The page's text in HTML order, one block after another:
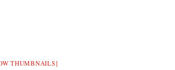
THUMBNAILS]